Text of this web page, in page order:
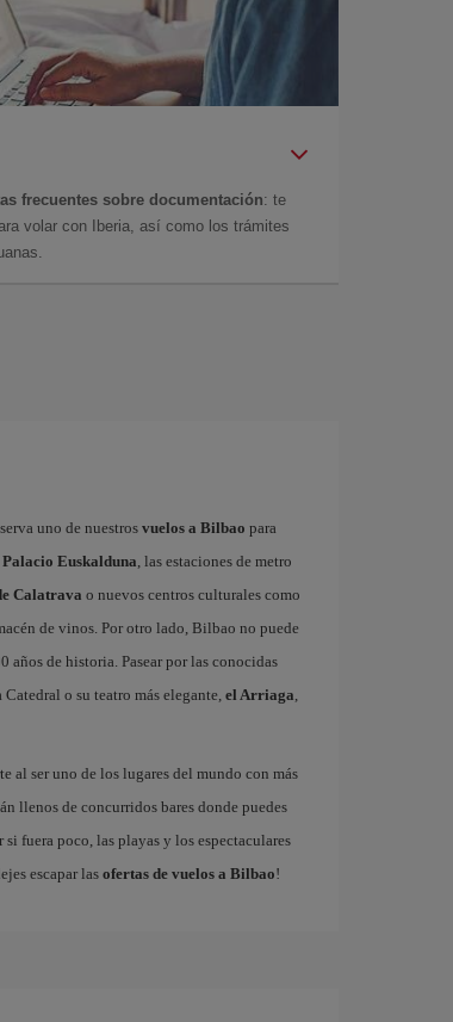
frecuentes sobre documentación: te
volar con Iberia, así como los trámites
uno de nuestrosvuelos a Bilbao para
Euskalduna , las estaciones de metro
Calatrava o nuevos centros culturales como
de vinos. Por otro lado, Bilbao no puede
años de historia. Pasear por las conocidas
o su teatro más elegante, el Arriaga
al ser uno de los lugares del mundo con más
llenos de concurridos bares donde puedes
fuera poco, las playas y los espectaculares
escapar las ofertas de vuelos a Bilbao!